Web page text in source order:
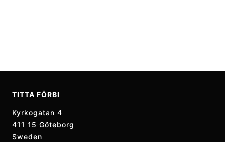
TITTA FÖRBI
Kyrkogatan 4
411 15 Göteborg
Sweden